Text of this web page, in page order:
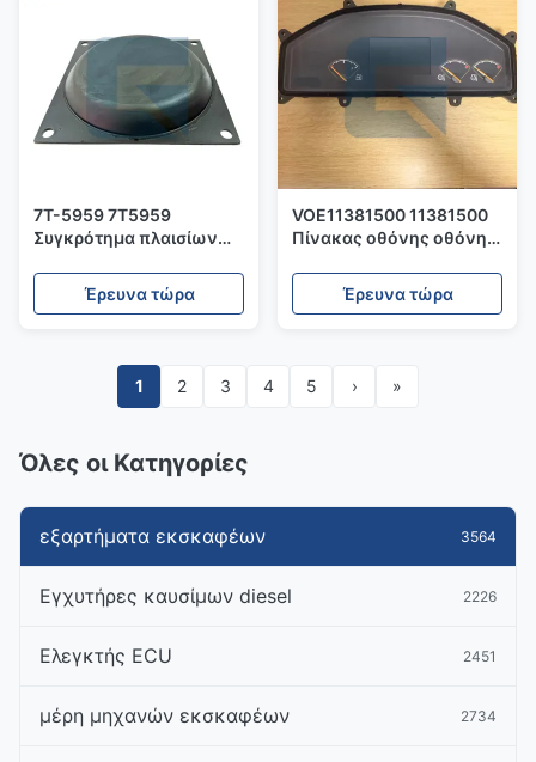
7T-5959 7T5959
Συγκρότημα πλαισίων
Έρευνα τώρα
VOE11381500 11381500
Πίνακας οθόνης οθόνης
L110F
Έρευνα τώρα
1 2 3 4 5 › »
Όλες οι Κατηγορίες
εξαρτήματα εκσκαφέων 3564
Εγχυτήρες καυσίμων diesel 2226
Ελεγκτής ECU 2451
μέρη μηχανών εκσκαφέων 2734